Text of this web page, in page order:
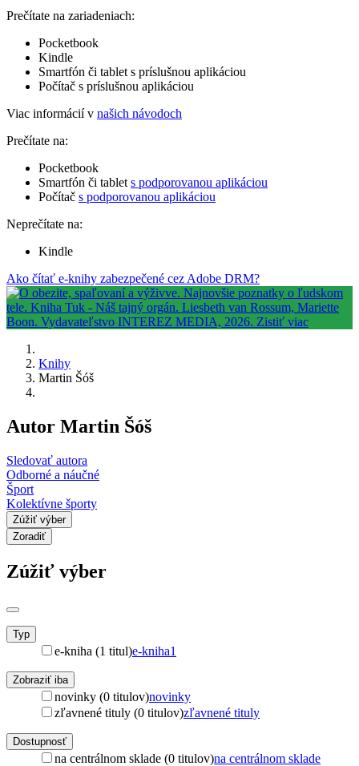
Prečítate na zariadeniach:
Pocketbook
Kindle
Smartfón či tablet s príslušnou aplikáciou
Počítač s príslušnou aplikáciou
Viac informácií v našich návodoch
Prečítate na:
Pocketbook
Smartfón či tablet s podporovanou aplikáciou
Počítač s podporovanou aplikáciou
Neprečítate na:
Kindle
Ako čítať e-knihy zabezpečené cez Adobe DRM?
Knihy
Martin Šóš
Autor Martin Šóš
Sledovať autora
Odborné a náučné
Šport
Kolektívne športy
Zúžiť výber
Zoradiť
Zúžiť výber
Typ
e-kniha (1 titul)e-kniha1
Zobraziť iba
novinky (0 titulov)novinky
zľavnené tituly (0 titulov)zľavnené tituly
Dostupnosť
na centrálnom sklade (0 titulov)na centrálnom sklade